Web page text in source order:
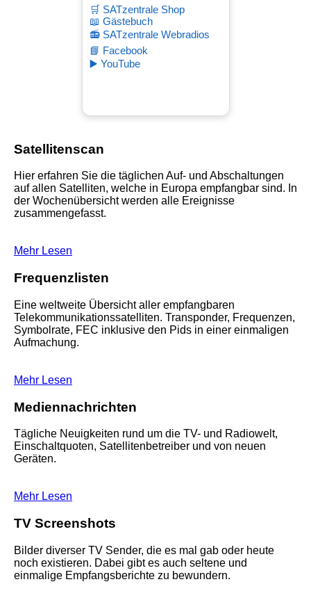
🛒 SATzentrale Shop
📖 Gästebuch
📻 SATzentrale Webradios
📘 Facebook
▶️ YouTube
Satellitenscan
Hier erfahren Sie die täglichen Auf- und Abschaltungen
auf allen Satelliten, welche in Europa empfangbar sind. In
der Wochenübersicht werden alle Ereignisse
zusammengefasst.
Mehr Lesen
Frequenzlisten
Eine weltweite Übersicht aller empfangbaren
Telekommunikationssatelliten. Transponder, Frequenzen,
Symbolrate, FEC inklusive den Pids in einer einmaligen
Aufmachung.
Mehr Lesen
Mediennachrichten
Tägliche Neuigkeiten rund um die TV- und Radiowelt,
Einschaltquoten, Satellitenbetreiber und von neuen
Geräten.
Mehr Lesen
TV Screenshots
Bilder diverser TV Sender, die es mal gab oder heute
noch existieren. Dabei gibt es auch seltene und
einmalige Empfangsberichte zu bewundern.